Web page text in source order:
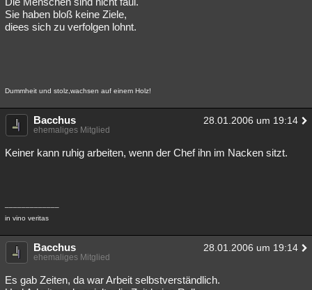
Sie haben bloß keine Ziele,
diees sich zu verfolgen lohnt.
Dummheit und stolz,wachsen auf einem Holz!
Bacchus 28.01.2006 um 19:14
ehemaliges Mitglied
Keiner kann ruhig arbeiten, wenn der Chef ihn im Nacken sitzt.
in vino veritas
Bacchus 28.01.2006 um 19:14
ehemaliges Mitglied
Es gab Zeiten, da war Arbeit selbstverständlich.